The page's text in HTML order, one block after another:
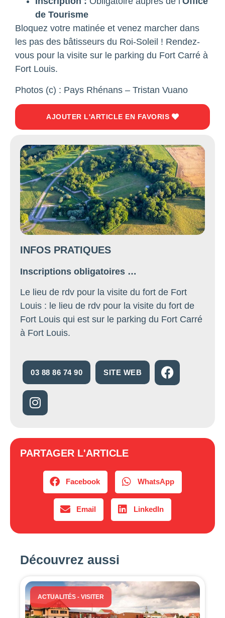
de Tourisme
Bloquez votre matinée et venez marcher dans
les pas des bâtisseurs du Roi-Soleil ! Rendez-
vous pour la visite sur le parking du Fort Carré à
Fort Louis.
Photos (c) : Pays Rhénans – Tristan Vuano
AJOUTER L'ARTICLE EN FAVORIS
INFOS PRATIQUES
Inscriptions obligatoires …
Le lieu de rdv pour la visite du fort de Fort
Louis : le lieu de rdv pour la visite du fort de
Fort Louis qui est sur le parking du Fort Carré
à Fort Louis.
03 88 86 74 90 SITE WEB
PARTAGER L'ARTICLE
Facebook WhatsApp
Email LinkedIn
Découvrez aussi
ACTUALITÉS - VISITER